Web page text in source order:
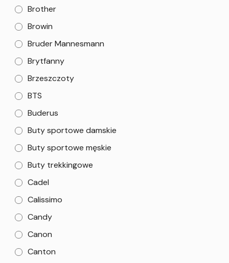
Brother
Browin
Bruder Mannesmann
Brytfanny
Brzeszczoty
BTS
Buderus
Buty sportowe damskie
Buty sportowe męskie
Buty trekkingowe
Cadel
Calissimo
Candy
Canon
Canton